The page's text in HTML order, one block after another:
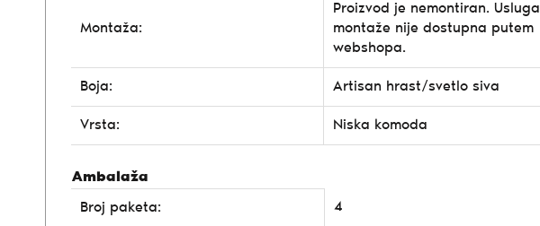
Montaža:
Proizvod je nemontiran. Usluga
montaže nije dostupna putem
webshopa.
Boja: Artisan hrast/svetlo siva
Vrsta: Niska komoda
Ambalaža
Broj paketa:
4